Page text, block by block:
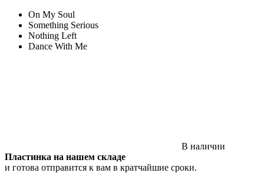
On My Soul
Something Serious
Nothing Left
Dance With Me
В наличии
Пластинка на нашем складе
и готова отправится к вам в кратчайшие сроки.